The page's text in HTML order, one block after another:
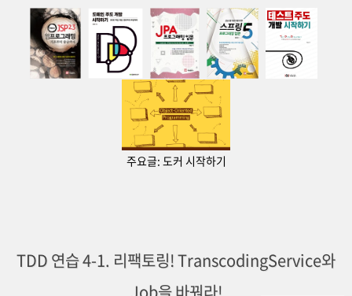
주요글: 도커 시작하기
TDD 연습 4-1. 리팩토링! TranscodingService와